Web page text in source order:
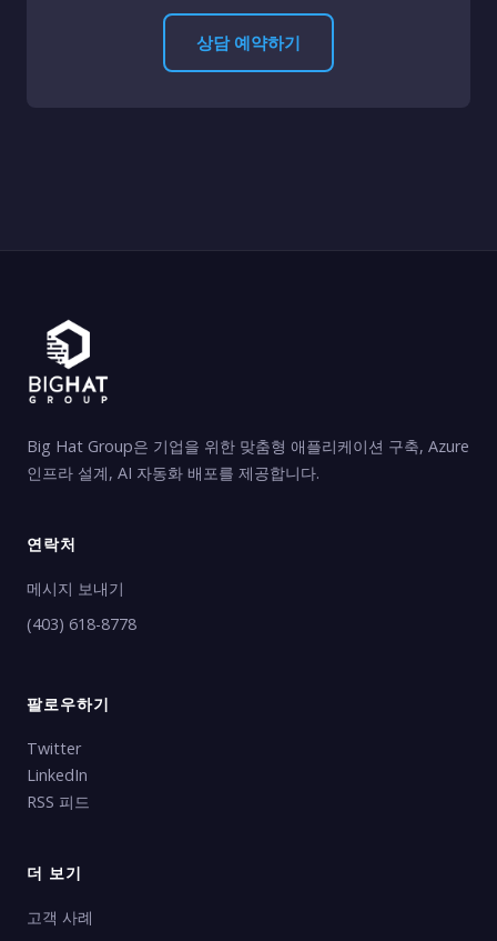
상담 예약하기
Big Hat Group은 기업을 위한 맞춤형 애플리케이션 구축, Azure
인프라 설계, AI 자동화 배포를 제공합니다.
연락처
메시지 보내기
(403) 618-8778
팔로우하기
Twitter
LinkedIn
RSS 피드
더 보기
고객 사례